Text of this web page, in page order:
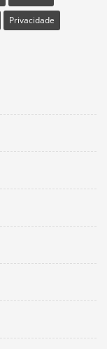
Privacidade